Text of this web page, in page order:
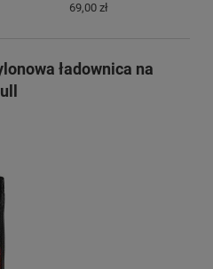
69,00 zł
ładownica na